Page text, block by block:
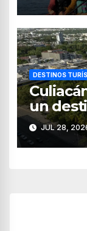
DESTINOS
un
JUL 28,